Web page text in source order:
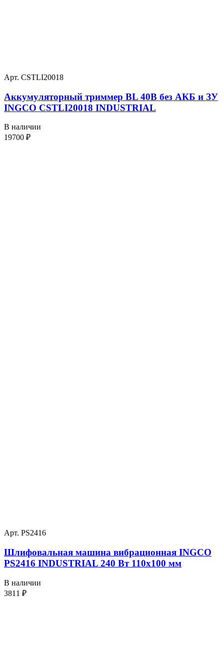
Арт. CSTLI20018
Аккумуляторный триммер BL 40В без АКБ и ЗУ
INGCO CSTLI20018 INDUSTRIAL
В наличии
19700 ₽
Арт. PS2416
Шлифовальная машина вибрационная INGCO
PS2416 INDUSTRIAL 240 Вт 110х100 мм
В наличии
3811 ₽